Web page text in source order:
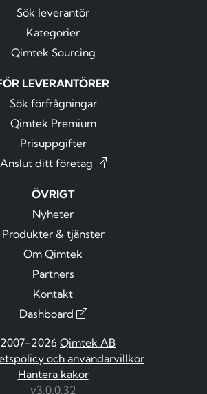
Sök leverantör
Kategorier
Qimtek Sourcing
LEVERANTÖRER
Sök förfrågningar
Qimtek Premium
Prisuppgifter
Anslut ditt företag
ÖVRIGT
Nyheter
Produkter & tjänster
Om Qimtek
Partners
Kontakt
Dashboard
2026 Qimtek AB
och användarvillkor
Hantera kakor
v3.0.0.32